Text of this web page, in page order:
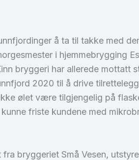
å ta til takke med
i hjemmebrygging
bryggeri har allerede mottatt
2020 til å drive
ølet være tilgjengelig på
friste kundene med
bryggeriet Små Vesen,